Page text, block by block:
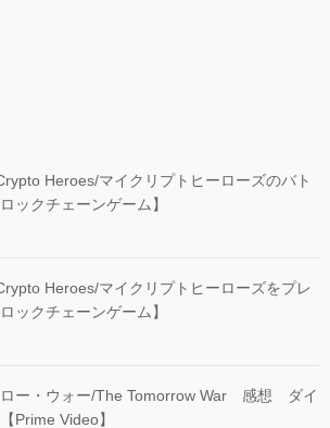
Heroes/マイクリプトヒーローズのバト
ックチェーンゲーム】
Heroes/マイクリプトヒーローズをプレ
ックチェーンゲーム】
ロー・ウォー/The Tomorrow War 感想 ダイ
Prime Video】